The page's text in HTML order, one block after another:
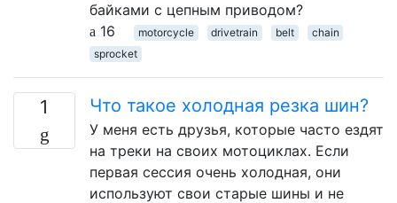
байками с цепным приводом?
16
motorcycle drivetrain belt
chain
sprocket
1 Что такое холодная резка шин?
У меня есть друзья, которые часто ездят
на треки на своих мотоциклах. Если
первая сессия очень холодная, они
используют свои старые шины и не